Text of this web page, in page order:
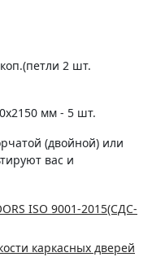
2 шт.
мм - 5 шт.
(двойной) или
вас и
ISO 9001-2015(СДС-
каркасных дверей